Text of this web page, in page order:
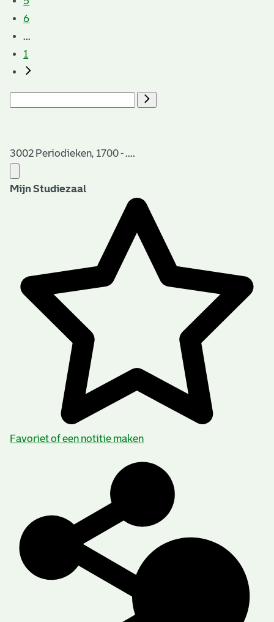
6
...
1
3002 Periodieken, 1700 - ....
Mijn Studiezaal
Favoriet of een notitie maken